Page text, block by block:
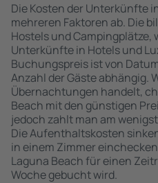
Die Kosten der Unterkünfte
mehreren Faktoren ab. Die
Hostels und
Unterkünfte in Hotels und
Buchungspreis ist von
Anzahl der Gäste abhängig.
Übernachtungen handelt,
Beach mit den günstigen
jedoch zahlt man am
Die Aufenthaltskosten
in einem Zimmer
Laguna Beach für einen
Woche gebucht wird.